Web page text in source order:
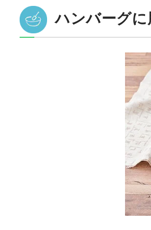
ハンバーグ